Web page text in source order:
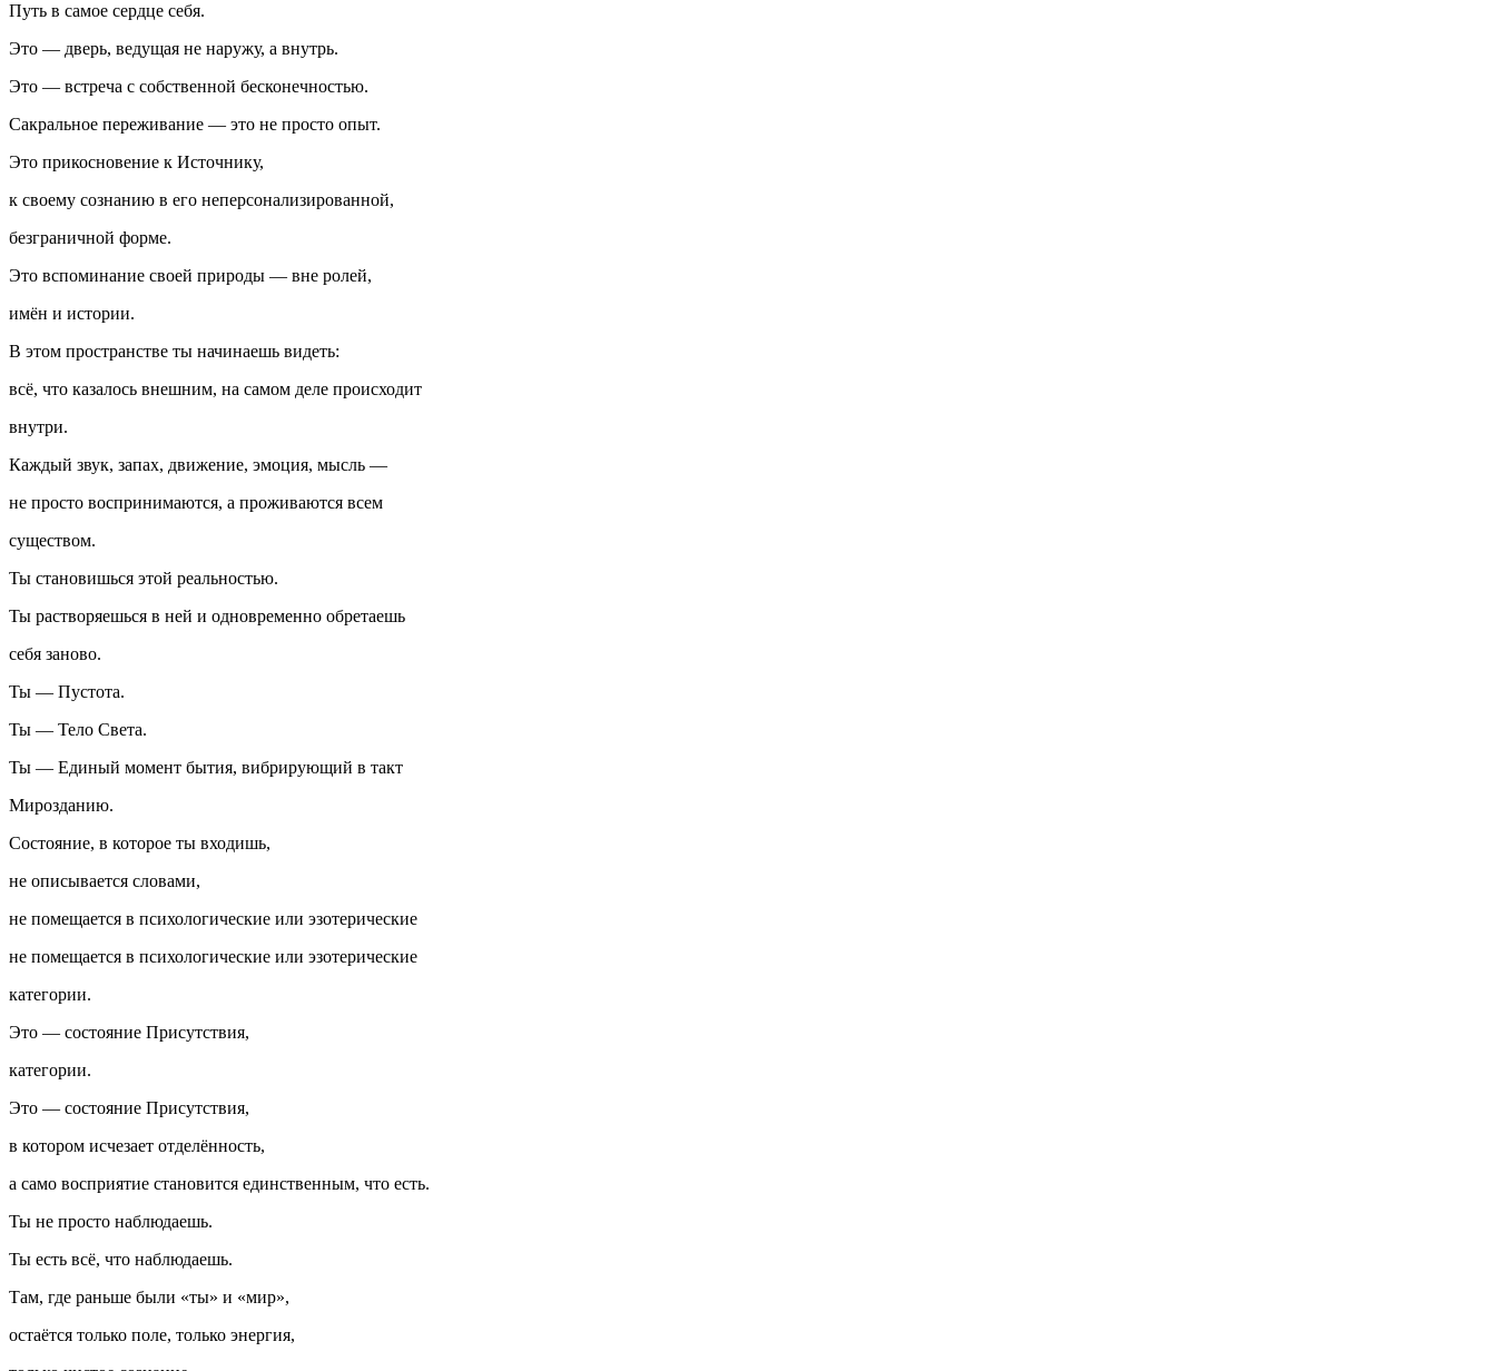
Путь в самое сердце себя.
Это — дверь, ведущая не наружу, а внутрь.
Это — встреча с собственной бесконечностью.
Сакральное переживание — это не просто опыт.
Это прикосновение к Источнику,
к своему сознанию в его неперсонализированной,
безграничной форме.
Это вспоминание своей природы — вне ролей,
имён и истории.
В этом пространстве ты начинаешь видеть:
всё, что казалось внешним, на самом деле происходит
внутри.
Каждый звук, запах, движение, эмоция, мысль —
не просто воспринимаются, а проживаются всем
существом.
Ты становишься этой реальностью.
Ты растворяешься в ней и одновременно обретаешь
себя заново.
Ты — Пустота.
Ты — Тело Света.
Ты — Единый момент бытия, вибрирующий в такт
Мирозданию.
Состояние, в которое ты входишь,
не описывается словами,
не помещается в психологические или эзотерические
не помещается в психологические или эзотерические
категории.
Это — состояние Присутствия,
категории.
Это — состояние Присутствия,
в котором исчезает отделённость,
а само восприятие становится единственным, что есть.
Ты не просто наблюдаешь.
Ты есть всё, что наблюдаешь.
Там, где раньше были «ты» и «мир»,
остаётся только поле, только энергия,